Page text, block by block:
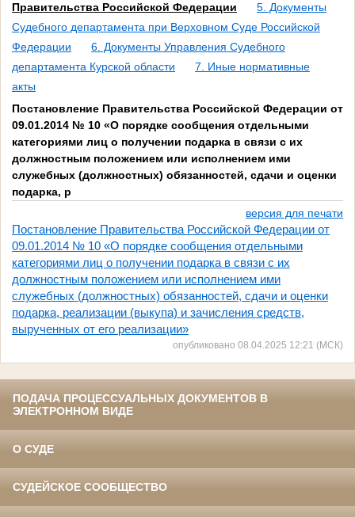
Правительства Российской Федерации
5. Документы
Судебного департамента при Верховном Суде Российской
Федерации
6. Документы Управления Судебного
департамента Курской области
7. Иные нормативные
акты
Постановление Правительства Российской Федерации от
09.01.2014 № 10 «О порядке сообщения отдельными
категориями лиц о получении подарка в связи с их
должностным положением или исполнением ими
служебных (должностных) обязанностей, сдачи и оценки
подарка, р
версия для печати
Постановление Правительства Российской Федерации от
09.01.2014 № 10 «О порядке сообщения отдельными
категориями лиц о получении подарка в связи с их
должностным положением или исполнением ими
служебных (должностных) обязанностей, сдачи и оценки
подарка, реализации (выкупа) и зачисления средств,
вырученных от его реализации»
опубликовано 08.04.2025 12:21 (МСК)
ПОДАЧА ПРОЦЕССУАЛЬНЫХ ДОКУМЕНТОВ В
ЭЛЕКТРОННОМ ВИДЕ
О СУДЕ
СУДЕЙСКОЕ СООБЩЕСТВО